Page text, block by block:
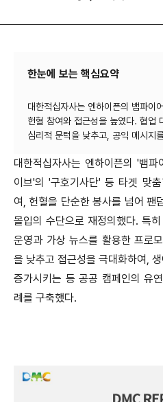
한눈에 보는 핵심요약
대한적십자사는 엔하이픈의 뱀파이
헌혈 참여와 접근성을 높였다. 협업
대한적십자사는 엔하이픈의 '뱀
이브'의 '구호기사단' 등 타겟 맞
여, 헌혈을 단순한 봉사를 넘어 팬
몰입의 수단으로 재정의했다. 특
운영과 가상 뉴스를 활용한 프로
을 낮추고 접근성을 극대화하여,
증가시키는 등 공공 캠페인의 유
례를 구축했다.